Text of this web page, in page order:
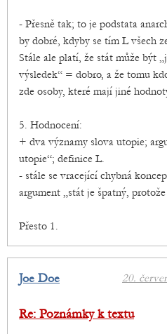
- Přesně tak; to je podstata
by dobré, kdyby se tím L všech
Stále ale platí, že stát může být
výsledek“ = dobro, a že tomu
zde osoby, které mají jiné
5. Hodnocení:
+ dva významy slova utopie;
utopie“; definice L.
- stále se vracející chybná
argument „stát je špatný,
Přesto 1.
20.
Joe Doe
Re: Poznámky k textu